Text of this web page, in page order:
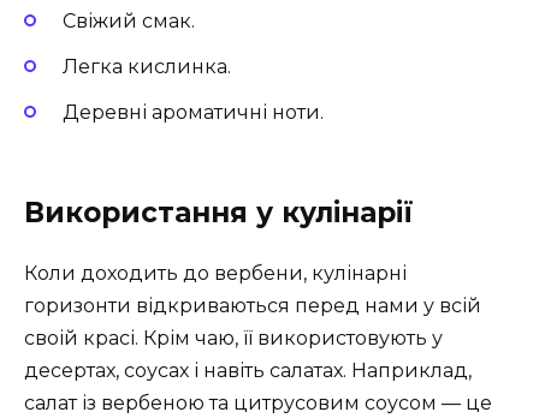
Свіжий смак.
Легка кислинка.
Деревні ароматичні ноти.
Використання у кулінарії
Коли доходить до вербени, кулінарні
горизонти відкриваються перед нами у всій
своій красі. Крім чаю, її використовують у
десертах, соусах і навіть салатах. Наприклад,
салат із вербеною та цитрусовим соусом — це